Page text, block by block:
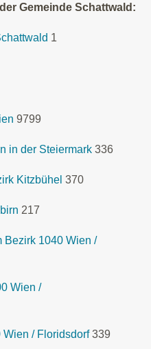
Gemeinde Schattwald:
1
9799
in der Steiermark 336
Kitzbühel 370
217
Bezirk 1040 Wien /
Wien /
Wien / Floridsdorf 339